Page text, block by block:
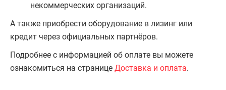
некоммерческих организаций.
А также приобрести оборудование в лизинг или
кредит через официальных партнёров.
Подробнее с информацией об оплате вы можете
ознакомиться на странице Доставка и оплата.